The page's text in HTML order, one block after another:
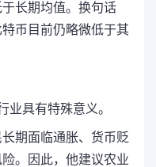
长期均值。换句话
币目前仍略微低于其
业具有特殊意义。
期面临通胀、货币贬
。因此，他建议农业